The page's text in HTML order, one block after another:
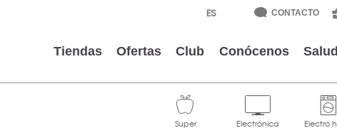
CONTACTO
Tiendas Ofertas Club Conócenos